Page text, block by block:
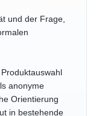
und der Frage,
anonyme
Orientierung
in bestehende